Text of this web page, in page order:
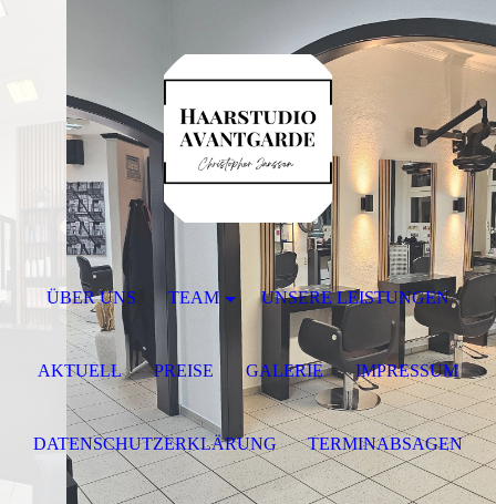
ÜBER UNS TEAM UNSERE LEISTUNGEN
AKTUELL PREISE GALERIE IMPRESSUM
DATENSCHUTZERKLÄRUNG TERMINABSAGEN